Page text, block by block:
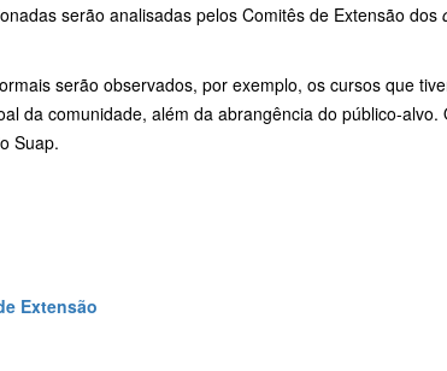
serão analisadas pelos Comitês de Extensão dos
serão observados, por exemplo, os cursos que
da comunidade, além da abrangência do público-
Suap.
Extensão